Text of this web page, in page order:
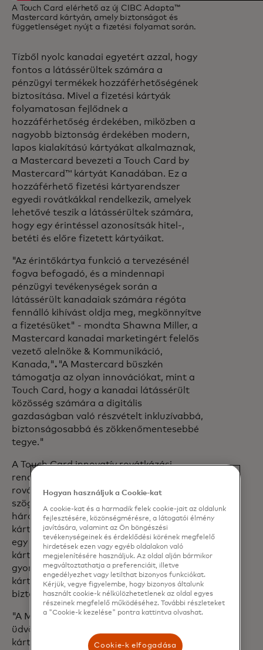
A Touch Card elérhető az új CIBC Adapta™
Mastercard kártyán, amely biztonságot és
függetlenséget nyújt a fizetési folyamat során.
Tízből nyolc kanadai egyetért azzal, hogy
fontos a látássérültek számára a
pénzügyi termékek hozzáférhetőségének
biztosítása. Mivel a fizetési kártyák
folyamatosan fejlődnek a
hozzáférhetőség érdekében, miközben a
nagyobb biztonság érdekében modern,
lapos kialakítású kártyákat alkalmaznak,
a Mastercard bevezeti a Touch Card by
Mastercard™ kártyát Kanadában. Ez a
hozzáférhető fizetési kártyarendszer
egyedi rovátkákkal rendelkezik, amelyek
lehetővé teszik a látássérültek számára,
hogy egy érintéssel azonosítsák hitel-,
betéti és előre fizetett kártyáikat.
"Az érintőkártya funkció a tervezésénél
fogva befogadó, és a mindennapi
pénzügyi tevékenységek során a
látássérült kanadaiak számára régóta
fennálló kihívást oldja meg, megkönnyítve
a fizetésüket" - mondta Shawna Miller, a
Mastercard kanadai marketingért felelős
vezető alelnöke & Kommunikáció,
Kanada,". "A Mastercard büszkén
támogatja az olyan innovációkat, mint a
Touch Card, hogy a kanadai látássérült
közösség számára a digitális
gazdaságban való részvételt inkluzívabbá,
biztonságosabbá és zökkenőmentesebbé
tegye."
A Touch Card innovatív rovátkázási
rendszerrel rendelkezik - lekerekített
rovátkákkal a betéti kártyák esetében,
szögletesekkel a hitelkártyák esetében és
háromszögletesekkel az előre fizetett
kártyák esetében -, így a kártyabirtokosok
egy érintéssel könnyen azonosíthatják
kártyáikat. Ez segíti őket abban, hogy
gyorsan azonosítsák és helyesen tájolják
kártyáikat a tranzakció során, nagyobb
biztonságot és függetlenséget nyújtva.
"A Mastercard által kiadott Touch Card
üdvözlendő és fontos előrelépés a fizetési
kártyák hozzáférhetőségének javításában
Hogyan használjuk a Cookie-kat
A cookie-kat és a harmadik felek cookie-jait az oldalunk
fejlesztésére, közönségmérésre, a látogatói élmény
javítására, valamint az Ön böngészési
tevékenységeinek és érdeklődési körének megfelelő
hirdetések ezen vagy egyéb oldalakon való
megjelenítésére használjuk. Az oldal alján bármikor
megváltoztathatja a preferenciáit, illetve
engedélyezhet vagy letilthat bizonyos funkciókat.
Kérjük, vegye figyelembe, hogy bizonyos általunk
használt cookie-k nélkülözhetetlenek az oldal egyes
részeinek megfelelő működéséhez. További részleteket
a "Cookie-k kezelése" pontra kattintva olvashat.
Cookie-k elfogadása